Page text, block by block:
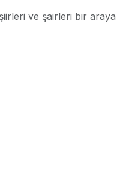
ve şairleri bir araya